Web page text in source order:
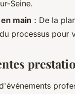
Seine.
main : De la
processus pour